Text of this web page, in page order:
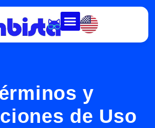
y
de Uso